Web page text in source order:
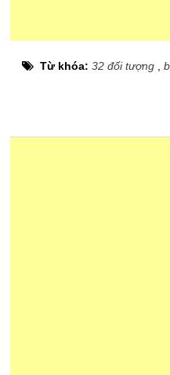
Từ khóa:32 đối tượng ,